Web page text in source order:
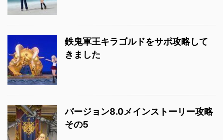
鉄鬼軍王キラゴルドをサポ攻略して
きました
バージョン8.0メインストーリー攻略
その5